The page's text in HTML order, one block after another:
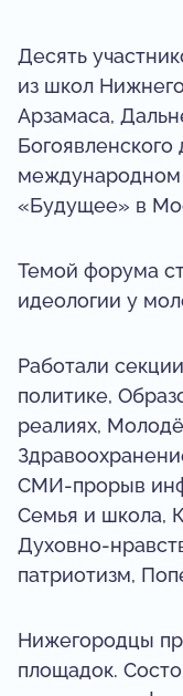
Десять
из школ
Арзамаса,
Богоявленского
«Будущее» в
Темой форума
идеологии у
Работали
политике,
реалиях,
СМИ-прорыв
Семья и школа,
Духовно-
патриотизм,
Нижегородцы
площадок.